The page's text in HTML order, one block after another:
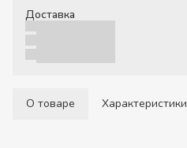
Доставка
О товаре Характеристики